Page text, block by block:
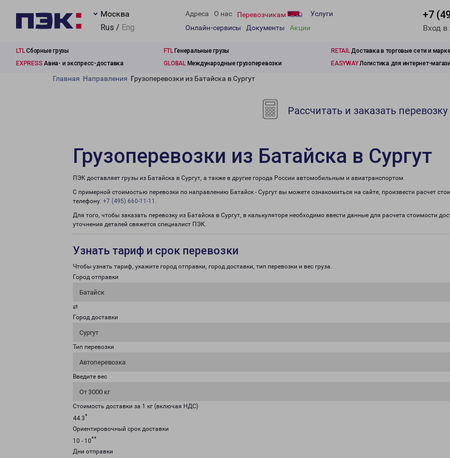
Москва
Rus / Eng
Адреса О нас Перевозчикам
Услуги
Онлайн-сервисы
Документы Акции
+7
Вход
LTLСборные грузы FTLГенеральные грузы RETAILДоставка в торговые сети и
EXPRESS Авиа- и экспресс-доставка GLOBALМеждународные грузоперевозки EASYWAYЛогистика для интернет-
Главная Направления Грузоперевозки из Батайска в Сургут
Рассчитать и заказать перевозку
Грузоперевозки из Батайска в Сургут
ПЭК доставляет грузы из Батайска в Сургут, а также в другие города России автомобильным и авиатранспортом.
С примерной стоимостью перевозки по направлению Батайск - Сургут вы можете ознакомиться на сайте, произвести расчет
телефону: +7 (495) 660-11-11 .
Для того, чтобы заказать перевозку из Батайска в Сургут, в калькуляторе необходимо ввести данные для расчета стоимости
уточнения деталей свяжется специалист ПЭК.
Узнать тариф и срок перевозки
Чтобы узнать тариф, укажите город отправки, город доставки, тип перевозки и вес груза.
Город отправки
Батайск
⇄
Город доставки
Сургут
Тип перевозки
Автоперевозка
Введите вес
От 3000 кг
Стоимость доставки за 1 кг (включая НДС)
44.3*
Ориентировочный срок доставки
10 - 10**
Дни отправки